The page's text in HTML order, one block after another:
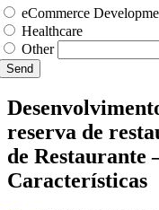
eCommerce
Healthcare
Other
Send
reserva de
de Restaurante
Características